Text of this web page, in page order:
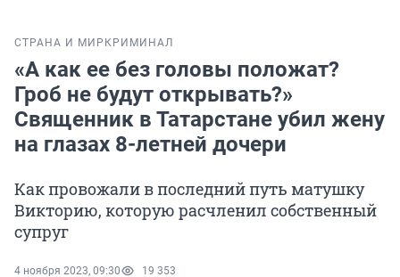
СТРАНА И МИР КРИМИНАЛ
«А как ее без головы положат?
Гроб не будут открывать?»
Священник в Татарстане убил жену
на глазах 8-летней дочери
Как провожали в последний путь матушку
Викторию, которую расчленил собственный
супруг
4 ноября 2023, 09:30 19 353